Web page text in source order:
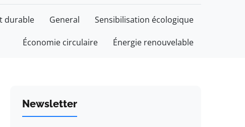
durable General Sensibilisation écologique
Économie circulaire Énergie renouvelable
Newsletter